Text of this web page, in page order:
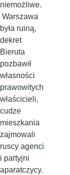
niemożliwe.
Warszawa
była ruiną,
dekret
Bieruta
pozbawił
własności
prawowitych
właścicieli,
cudze
mieszkania
zajmowali
ruscy agenci
i partyjni
aparatczycy.